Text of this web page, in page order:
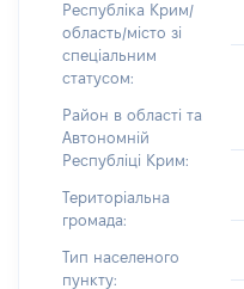
Республіка Крим/
область/місто зі
спеціальним
статусом:
Район в області та
Автономній
Республіці Крим:
Територіальна
громада:
Тип населеного
пункту: